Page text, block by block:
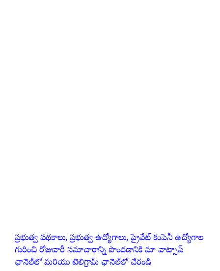
ప్రభుత్వ పథకాలు, ప్రభుత్వ ఉద్యోగాలు, ప్రైవేట్ కంపెనీ ఉద్యోగాల
గురించి రోజువారీ సమాచారాన్ని పొందడానికి మా వాట్సాప్
ఛానెల్‌లో మరియు టెలిగ్రామ్ ఛానెల్‌లో చేరండి